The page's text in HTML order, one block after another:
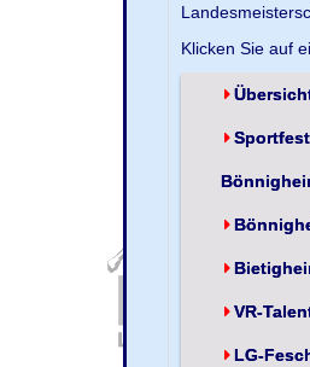
Klicken Sie auf
VR-
LG-